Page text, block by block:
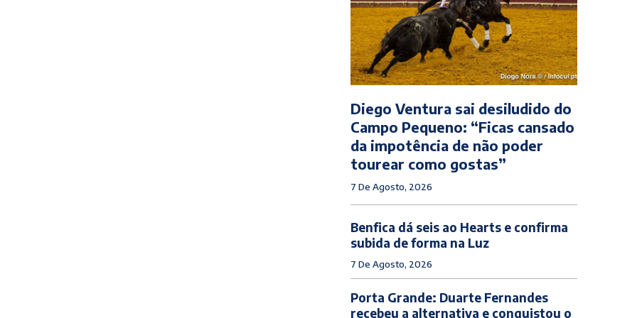
Diego Ventura sai desiludido do
Campo Pequeno: “Ficas cansado
da impotência de não poder
tourear como gostas”
7 De Agosto, 2026
Benfica dá seis ao Hearts e confirma
subida de forma na Luz
7 De Agosto, 2026
Porta Grande: Duarte Fernandes
recebeu a alternativa e conquistou o